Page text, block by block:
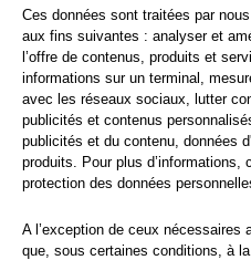
Ces données sont traitées par
aux fins suivantes : analyser et
l’offre de contenus, produits et
informations sur un terminal,
avec les réseaux sociaux, lutter
publicités et contenus
publicités et du contenu, données
produits. Pour plus d’informations,
protection des données
A l’exception de ceux nécessaires
que, sous certaines conditions, à
CGU|Mentions